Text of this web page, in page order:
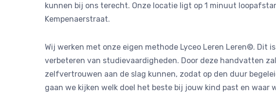
kunnen bij ons terecht. Onze locatie ligt op 1 minuut
Kempenaerstraat.
Wij werken met onze eigen methode Lyceo Leren Leren©. Dit
verbeteren van studievaardigheden. Door deze handvatten
zelfvertrouwen aan de slag kunnen, zodat op den duur
gaan we kijken welk doel het beste bij jouw kind past en waar